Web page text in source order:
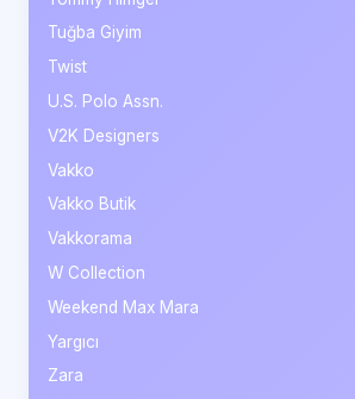
Tuğba Giyim
Twist
U.S. Polo Assn.
V2K Designers
Vakko
Vakko Butik
Vakkorama
W Collection
Weekend Max Mara
Yargıcı
Zara